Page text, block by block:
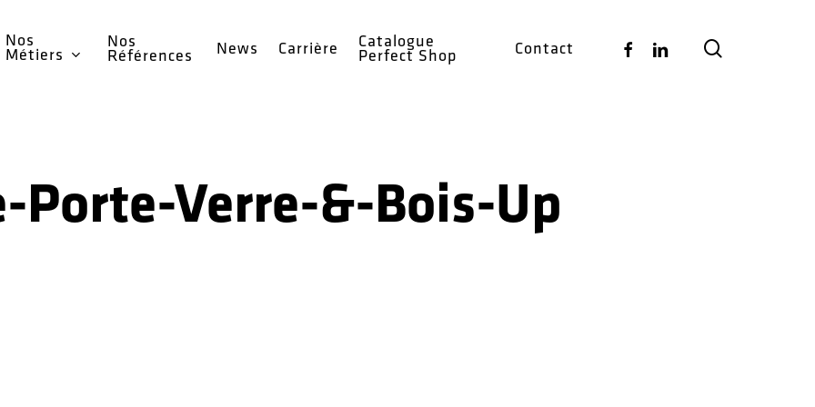
Nos
Métiers
Nos
Références
News Carrière
Catalogue
Perfect Shop
Contact FacebookLinkedin
Porte-Verre-&-Bois-Up